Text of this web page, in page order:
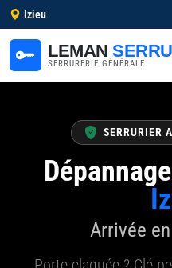
Izieu
LEMAN
SERRURERIE GÉNÉRALE
SERRURIER
Arrivée